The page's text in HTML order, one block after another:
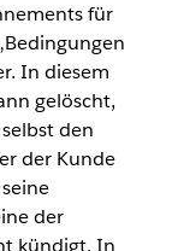
für
In diesem
gelöscht,
den
der Kunde
der
kündigt. In